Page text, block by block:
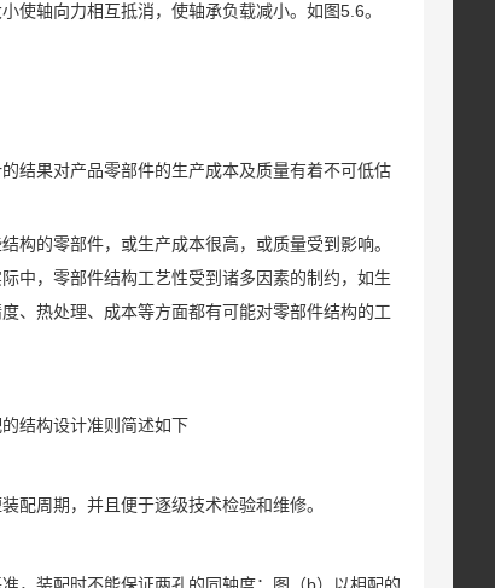
使轴向力相互抵消，使轴承负载减小。如图5.6。
结果对产品零部件的生产成本及质量有着不可低估
构的零部件，或生产成本很高，或质量受到影响。
中，零部件结构工艺性受到诸多因素的制约，如生
、热处理、成本等方面都有可能对零部件结构的工
结构设计准则简述如下
配周期，并且便于逐级技术检验和维修。